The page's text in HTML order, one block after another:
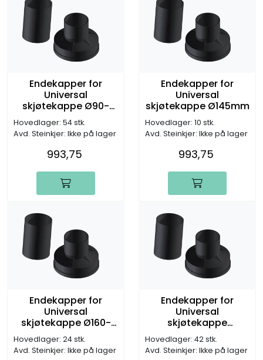
Endekapper for
Universal
skjøtekappe Ø90-
125mm
Hovedlager: 54 stk.
Avd. Steinkjer: Ikke på lager
993,75
Endekapper for
Universal
skjøtekappe Ø145mm
Hovedlager: 10 stk.
Avd. Steinkjer: Ikke på lager
993,75
Endekapper for
Universal
skjøtekappe Ø160-
175mm
Hovedlager: 24 stk.
Avd. Steinkjer: Ikke på lager
Endekapper for
Universal
skjøtekappe
Ø200mm
Hovedlager: 42 stk.
Avd. Steinkjer: Ikke på lager